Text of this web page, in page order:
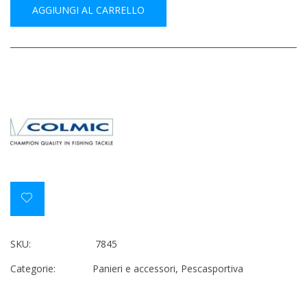
AGGIUNGI AL CARRELLO
SKU:
7845
Categorie:
Panieri e accessori, Pescasportiva